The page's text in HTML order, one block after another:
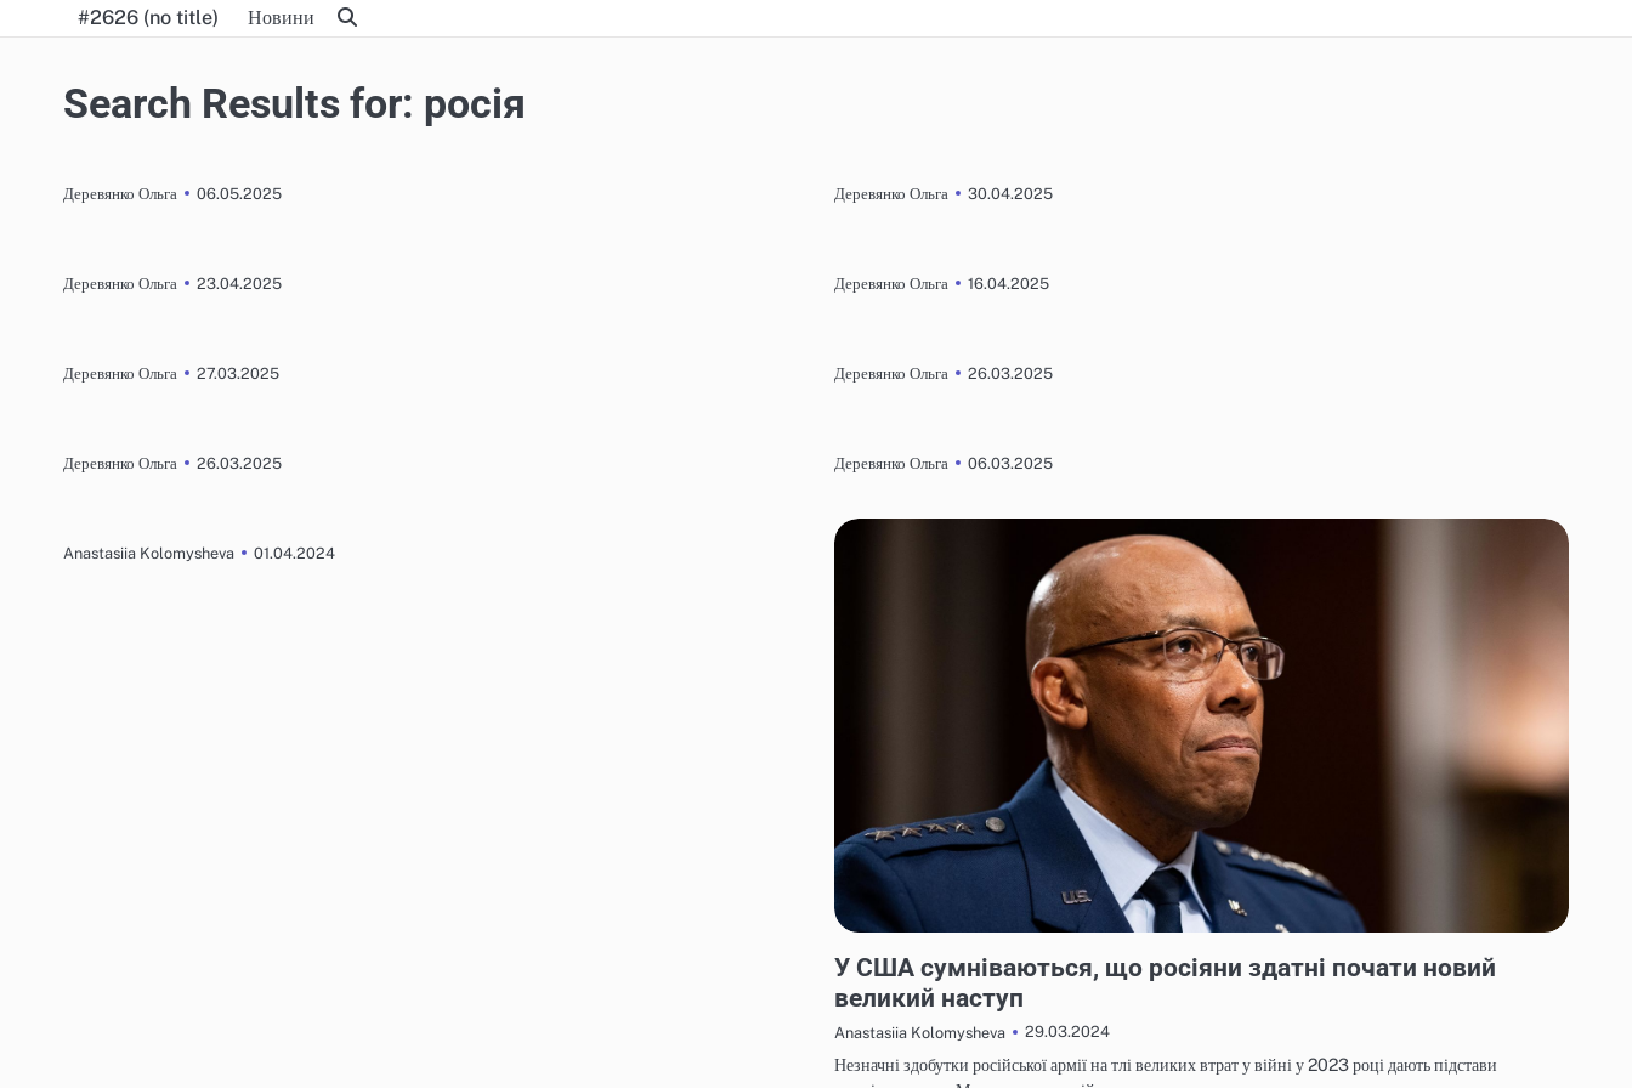
to
#2626 (no title) Новини
Search Results for: росія
Деревянко Ольга 06.05.2025 Деревянко Ольга 30.04.2025
Деревянко Ольга 23.04.2025 Деревянко Ольга 16.04.2025
Деревянко Ольга 27.03.2025 Деревянко Ольга 26.03.2025
Деревянко Ольга 26.03.2025 Деревянко Ольга 06.03.2025
Anastasiia Kolomysheva 01.04.2024
У США сумніваються, що росіяни здатні почати новий
великий наступ
Anastasiia Kolomysheva 29.03.2024
Незначні здобутки російської армії на тлі великих втрат у війні у 2023 році дають підстави